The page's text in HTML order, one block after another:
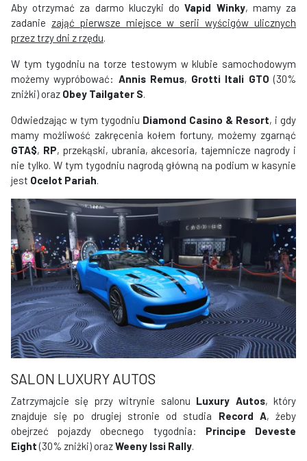
Aby otrzymać za darmo kluczyki doVapid Winky, mamy za
zadanie zająć pierwsze miejsce w serii wyścigów ulicznych
przez trzy dni z rzędu.
W tym tygodniu na torze testowym w klubie samochodowym
możemy wypróbować: Annis Remus, Grotti Itali GTO (30%
zniżki) oraz Obey Tailgater S.
Odwiedzając w tym tygodniu Diamond Casino & Resort, i gdy
mamy możliwość zakręcenia kołem fortuny, możemy zgarnąć
GTA$, RP, przekąski, ubrania, akcesoria, tajemnicze nagrody i
nie tylko. W tym tygodniu nagrodą główną na podium w kasynie
jest Ocelot Pariah.
SALON LUXURY AUTOS
Zatrzymajcie się przy witrynie salonu Luxury Autos, który
znajduje się po drugiej stronie od studia Record A, żeby
obejrzeć pojazdy obecnego tygodnia: Principe Deveste
Eight(30% zniżki) orazWeeny Issi Rally